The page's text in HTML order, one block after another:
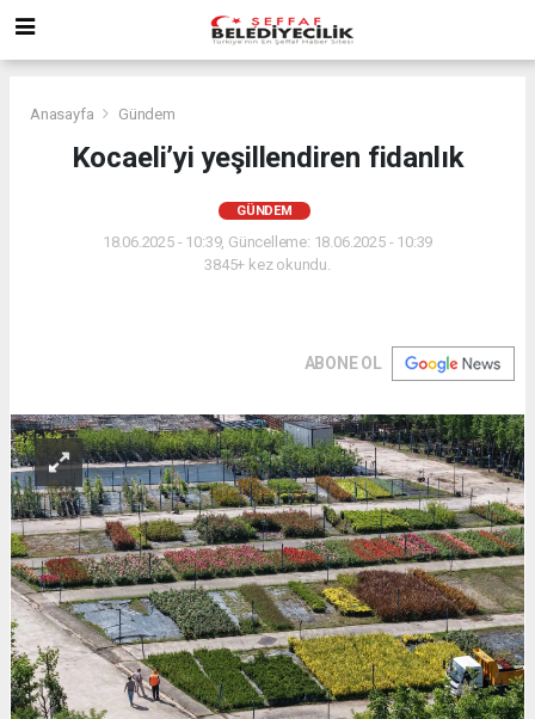
Anasayfa Gündem
Kocaeli’yi yeşillendiren fidanlık
GÜNDEM
18.06.2025 - 10:39, Güncelleme: 18.06.2025 - 10:39
3845+ kez okundu.
ABONE OL